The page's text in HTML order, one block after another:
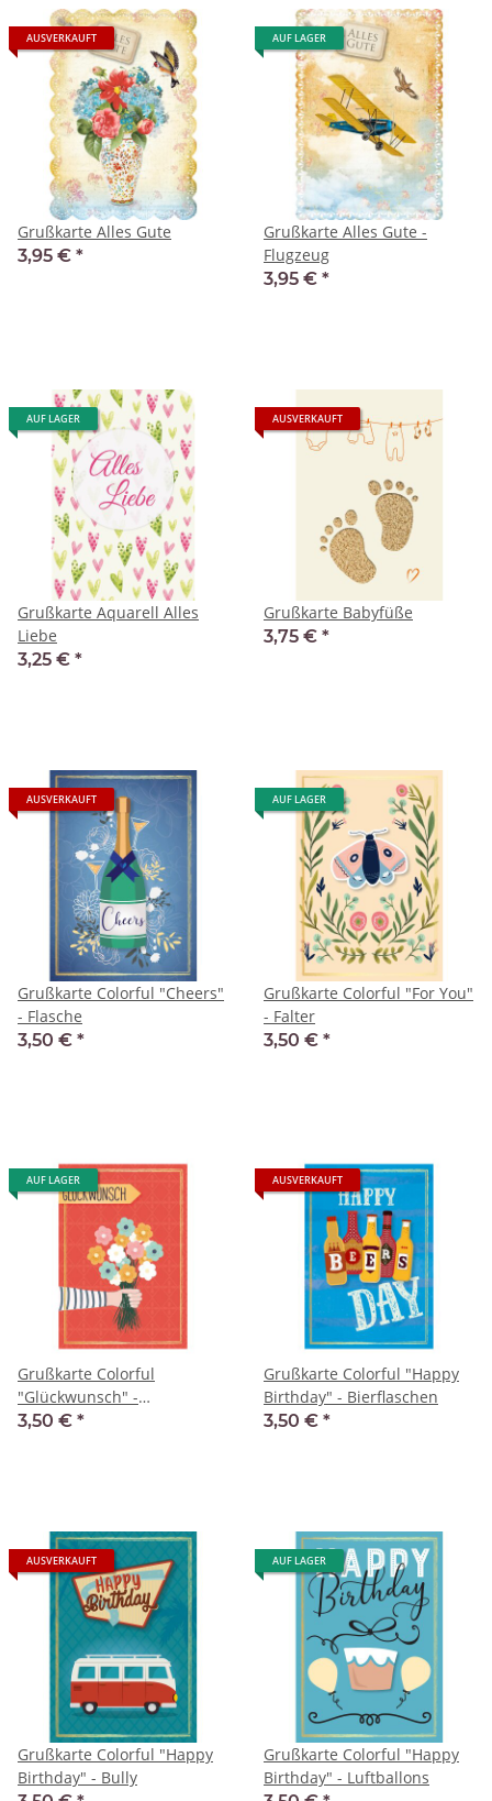
AUSVERKAUFT
Grußkarte Alles Gute
3,95 € *
AUF LAGER
Grußkarte Alles Gute -
Flugzeug
3,95 € *
AUF LAGER
Grußkarte Aquarell Alles
Liebe
3,25 € *
AUSVERKAUFT
Grußkarte Babyfüße
3,75 € *
AUSVERKAUFT
Grußkarte Colorful "Cheers"
- Flasche
3,50 € *
AUF LAGER
Grußkarte Colorful "For You"
- Falter
3,50 € *
AUF LAGER
Grußkarte Colorful
"Glückwunsch" -
Blumenstrauß
3,50 € *
AUSVERKAUFT
Grußkarte Colorful "Happy
Birthday" - Bierflaschen
3,50 € *
AUSVERKAUFT
Grußkarte Colorful "Happy
Birthday" - Bully
AUF LAGER
Grußkarte Colorful "Happy
Birthday" - Luftballons